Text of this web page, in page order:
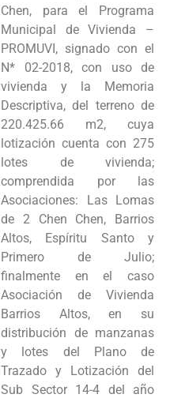
Chen, para el Programa
Municipal de Vivienda –
PROMUVI, signado con el
N* 02-2018, con uso de
vivienda y la Memoria
Descriptiva, del terreno de
220.425.66 m2, cuya
lotización cuenta con 275
lotes de vivienda;
comprendida por las
Asociaciones: Las Lomas
de 2 Chen Chen, Barrios
Altos, Espíritu Santo y
Primero de Julio;
finalmente en el caso
Asociación de Vivienda
Barrios Altos, en su
distribución de manzanas
y lotes del Plano de
Trazado y Lotización del
Sub Sector 14-4 del año